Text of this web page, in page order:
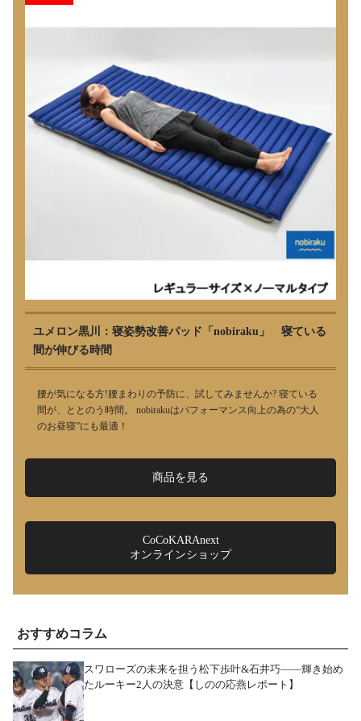
ユメロン黒川：寝姿勢改善パッド「nobiraku」 寝ている
間が伸びる時間
腰が気になる方!腰まわりの予防に、試してみませんか? 寝ている
間が、ととのう時間。 nobirakuはパフォーマンス向上の為の“大人
のお昼寝”にも最適！
商品を見る
CoCoKARAnext
オンラインショップ
おすすめコラム
スワローズの未来を担う松下歩叶&石井巧――輝き始め
たルーキー2人の決意【しのの応燕レポート】